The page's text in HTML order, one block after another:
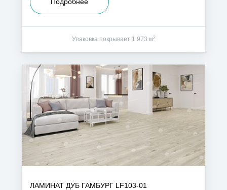
Упаковка покрывает 1.973 м2
ЛАМИНАТ ДУБ ГАМБУРГ LF103-01